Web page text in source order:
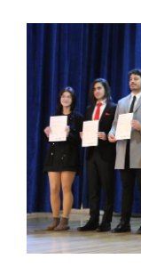
Formación Continua
Estudiantes
Académicos
Funcionarios
Alumni